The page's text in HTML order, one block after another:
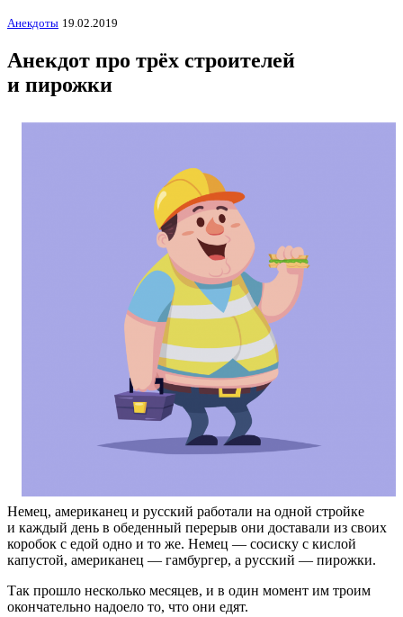
Анекдоты 19.02.2019
Анекдот про трёх строителей
и пирожки
Немец, американец и русский работали на одной стройке
и каждый день в обеденный перерыв они доставали из своих
коробок с едой одно и то же. Немец — сосиску с кислой
капустой, американец — гамбургер, а русский — пирожки.
Так прошло несколько месяцев, и в один момент им троим
окончательно надоело то, что они едят.